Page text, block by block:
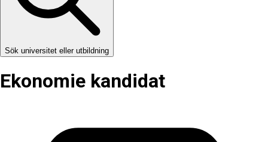
Sök universitet eller utbildning
Ekonomie kandidat